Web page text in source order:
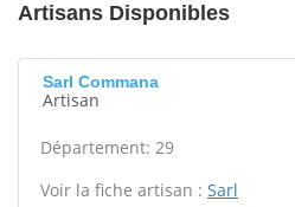
Artisans Disponibles
Sarl Commana
Artisan
Département: 29
Voir la fiche artisan : Sarl